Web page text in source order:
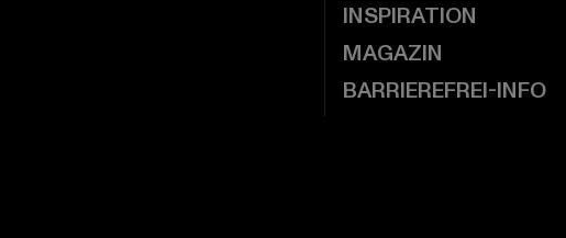
INSPIRATION
MAGAZIN
BARRIEREFREI-INFO